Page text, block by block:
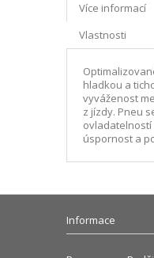
Více informací
Vlastnosti
hladkou a
vyváženost
z jízdy. Pneu
ovladatelností
úspornost a
Informace